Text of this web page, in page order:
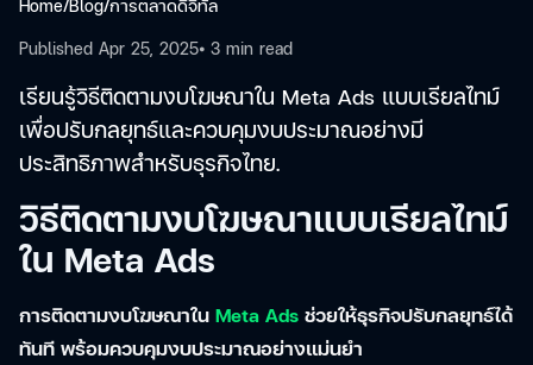
Home/Blog/การตลาดดิจิทัล
Published Apr 25, 2025⦁ 3 min read
เรียนรู้วิธีติดตามงบโฆษณาใน Meta Ads แบบเรียลไทม์
เพื่อปรับกลยุทธ์และควบคุมงบประมาณอย่างมี
ประสิทธิภาพสำหรับธุรกิจไทย.
วิธีติดตามงบโฆษณาแบบเรียลไทม์
ใน Meta Ads
การติดตามงบโฆษณาใน Meta Ads ช่วยให้ธุรกิจปรับกลยุทธ์ได้
ทันที พร้อมควบคุมงบประมาณอย่างแม่นยำ